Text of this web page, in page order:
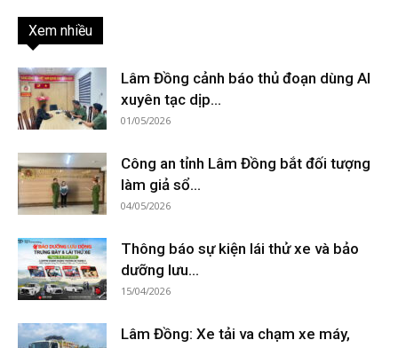
Xem nhiều
Lâm Đồng cảnh báo thủ đoạn dùng AI
xuyên tạc dịp...
01/05/2026
Công an tỉnh Lâm Đồng bắt đối tượng
làm giả sổ...
04/05/2026
Thông báo sự kiện lái thử xe và bảo
dưỡng lưu...
15/04/2026
Lâm Đồng: Xe tải va chạm xe máy,